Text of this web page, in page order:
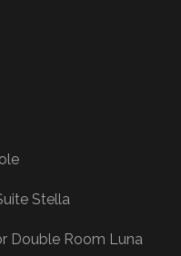
Stella
Double Room Luna